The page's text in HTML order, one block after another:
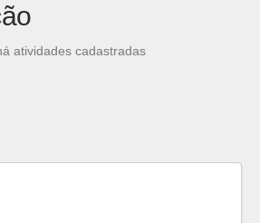
atividades cadastradas